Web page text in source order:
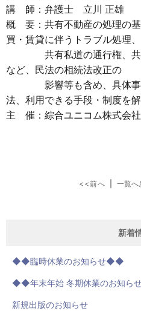
講 師：弁護士 立川 正雄
概 要：共有不動産の処理の
買・賃貸に伴うトラブル処理、
共有私道の通行権、共同
など、民法の相続法改正の
影響等も含め、具体事例
法、利用できる手段・制度を
主 催：綜合ユニコム株式会社
<<前へ 一覧へ
新着
◆◆臨時休業のお知らせ◆◆
◆◆年末年始 冬期休業のお知
新規出版のお知らせ